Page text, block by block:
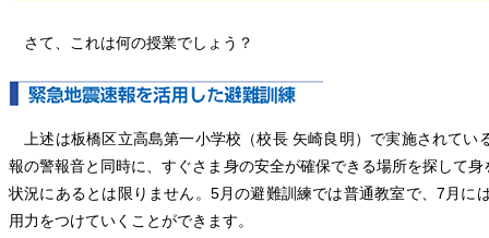
さて、これは何の授業でしょう？
上述は板橋区立高島第一小学校（校長 矢崎良明）で実施されてい
報の警報音と同時に、すぐさま身の安全が確保できる場所を探して
状況にあるとは限りません。5月の避難訓練では普通教室で、7月に
用力をつけていくことができます。